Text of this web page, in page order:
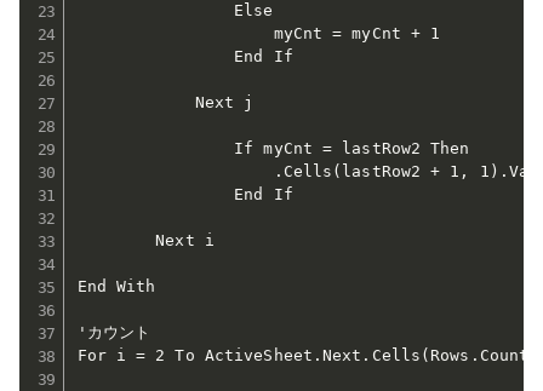
                Else
                    myCnt = myCnt + 1
                End If
            Next j
                If myCnt = lastRow2 Then
.Cells(lastRow2 + 1,
                End If
        Next i
End With
'カウント
For i = 2 To ActiveSheet.Next.Cells(Rows.Count,